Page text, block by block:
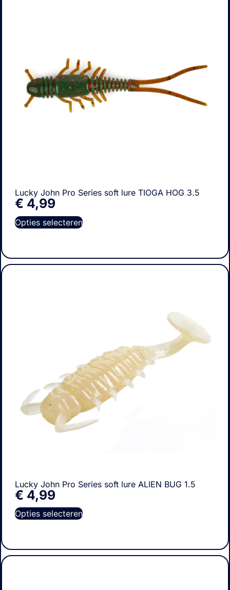
Lucky John Pro Series soft lure TIOGA HOG 3.5
€ 4,99
Opties selecteren
Lucky John Pro Series soft lure ALIEN BUG 1.5
€ 4,99
Opties selecteren